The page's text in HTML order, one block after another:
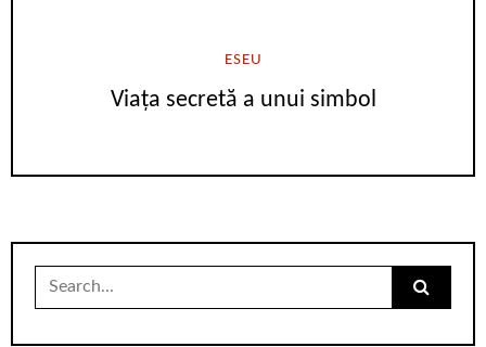
ESEU
Viața secretă a unui simbol
Search